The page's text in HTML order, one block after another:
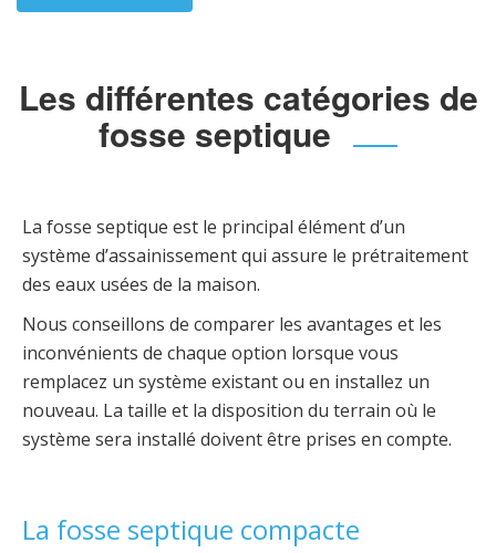
Les différentes catégories de
fosse septique
La fosse septique est le principal élément d’un
système d’assainissement qui assure le prétraitement
des eaux usées de la maison.
Nous conseillons de comparer les avantages et les
inconvénients de chaque option lorsque vous
remplacez un système existant ou en installez un
nouveau. La taille et la disposition du terrain où le
système sera installé doivent être prises en compte.
La fosse septique compacte